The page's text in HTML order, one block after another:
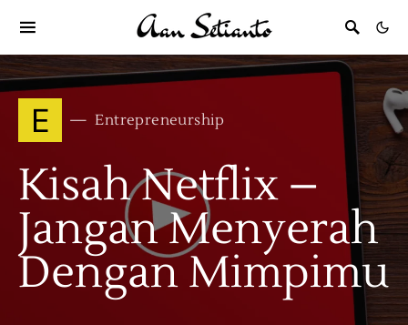
E Entrepreneurship
Kisah Netflix –
Jangan Menyerah
Dengan Mimpimu